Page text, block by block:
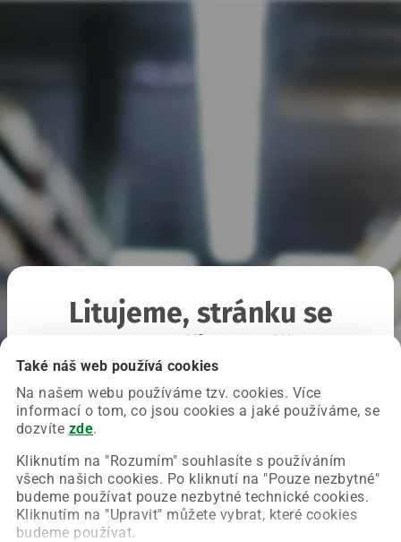
Také náš web používá cookies
Na našem webu používáme tzv. cookies. Více
informací o tom, co jsou cookies a jaké používáme, se
dozvíte zde.
Kliknutím na "Rozumím" souhlasíte s používáním
všech našich cookies. Po kliknutí na "Pouze nezbytné"
budeme používat pouze nezbytné technické cookies.
Kliknutím na "Upravit" můžete vybrat, které cookies
budeme používat.
Litujeme, stránku se
Chyba nastala na naší straně a už ji opravujeme.
Zkuste prosím znovu načíst požadovanou stránku.
Obnovit stránku Úvodní strana